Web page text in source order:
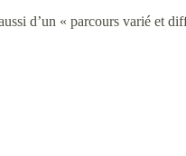
d’un « parcours varié et